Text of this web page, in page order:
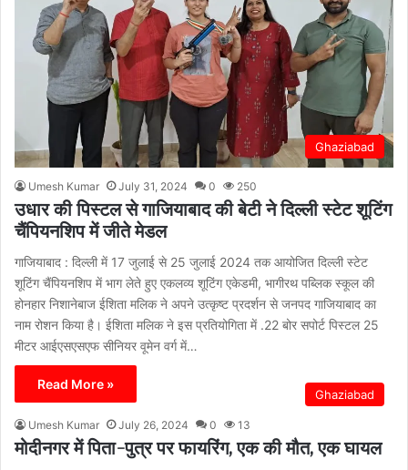
Ghaziabad
Umesh Kumar July 31, 2024 0 250
उधार की पिस्टल से गाजियाबाद की बेटी ने दिल्ली स्टेट शूटिंग
चैंपियनशिप में जीते मेडल
गाजियाबाद : दिल्ली में 17 जुलाई से 25 जुलाई 2024 तक आयोजित दिल्ली स्टेट
शूटिंग चैंपियनशिप में भाग लेते हुए एकलव्य शूटिंग एकेडमी, भागीरथ पब्लिक स्कूल की
होनहार निशानेबाज ईशिता मलिक ने अपने उत्कृष्ट प्रदर्शन से जनपद गाजियाबाद का
नाम रोशन किया है। ईशिता मलिक ने इस प्रतियोगिता में .22 बोर सपोर्ट पिस्टल 25
मीटर आईएसएसएफ सीनियर वूमेन वर्ग में…
Read More »
Ghaziabad
Umesh Kumar July 26, 2024 0 13
मोदीनगर में पिता-पुत्र पर फायरिंग, एक की मौत, एक घायल